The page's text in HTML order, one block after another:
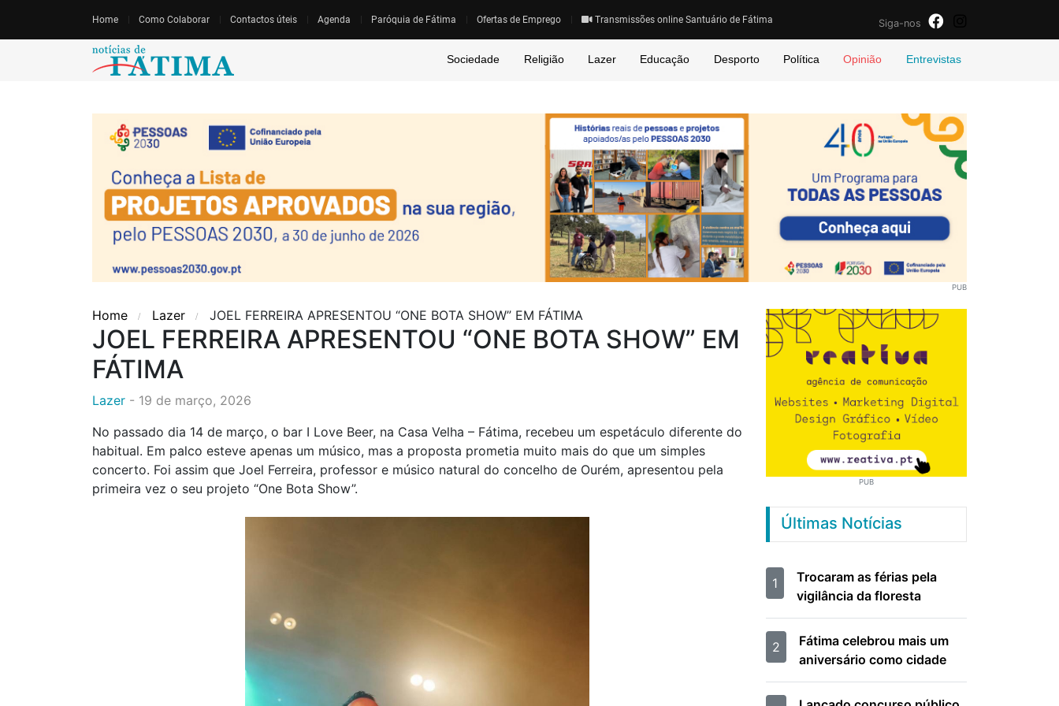
Home Como Colaborar Contactos úteis Agenda Paróquia de Fátima Ofertas de Emprego Transmissões online Santuário de Fátima Siga-nos
Sociedade Religião Lazer Educação Desporto Política Opinião Entrevistas
PUB
Home Lazer JOEL FERREIRA APRESENTOU “ONE BOTA SHOW” EM FÁTIMA
JOEL FERREIRA APRESENTOU “ONE BOTA SHOW” EM
FÁTIMA
Lazer - 19 de março, 2026
No passado dia 14 de março, o bar I Love Beer, na Casa Velha – Fátima, recebeu um espetáculo diferente do
habitual. Em palco esteve apenas um músico, mas a proposta prometia muito mais do que um simples
concerto. Foi assim que Joel Ferreira, professor e músico natural do concelho de Ourém, apresentou pela
primeira vez o seu projeto “One Bota Show”.
PUB
Últimas Notícias
1
Trocaram as férias pela
vigilância da floresta
2
Fátima celebrou mais um
aniversário como cidade